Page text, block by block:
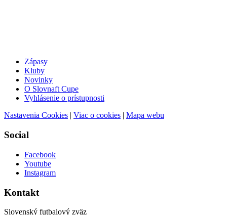
Zápasy
Kluby
Novinky
O Slovnaft Cupe
Vyhlásenie o prístupnosti
Nastavenia Cookies | Viac o cookies | Mapa webu
Social
Facebook
Youtube
Instagram
Kontakt
Slovenský futbalový zväz